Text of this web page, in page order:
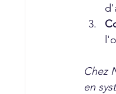
Chez
en